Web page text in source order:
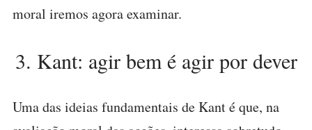
moral iremos agora examinar.
3. Kant: agir bem é agir por dever
Uma das ideias fundamentais de Kant é que, na